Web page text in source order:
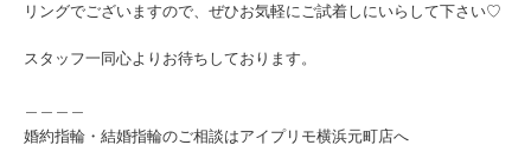
リングでございますので、ぜひお気軽にご試着しにいらして下さい♡
スタッフ一同心よりお待ちしております。
婚約指輪・結婚指輪のご相談はアイプリモ横浜元町店へ